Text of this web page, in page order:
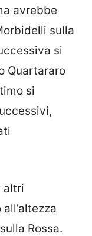
avrebbe
sulla
si
Quartararo
si
altri
Rossa.